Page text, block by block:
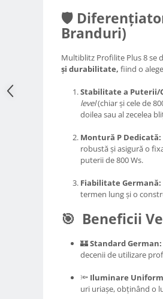
Alimentatoare 220V
Carcase de tip Cage, pentru
integrare in sisteme video
Curatare Senzor
Microfoane / Reportofoane
Accesorii diverse
🛡️
Branduri)
Multiblitz Profilite Plus 8 se
și durabilitate, fiind o
Stabilitate a Puterii/
level(chiar și cele de
doilea sau al zecelea
Montură P Dedicată:
robustă și asigură o
puterii de 800 Ws.
Fiabilitate Germană:
termen lung și o
🎯 Beneficii
🏰Standard German:
decenii de utilizare
🔦 Iluminare
uri uriașe, obținând o